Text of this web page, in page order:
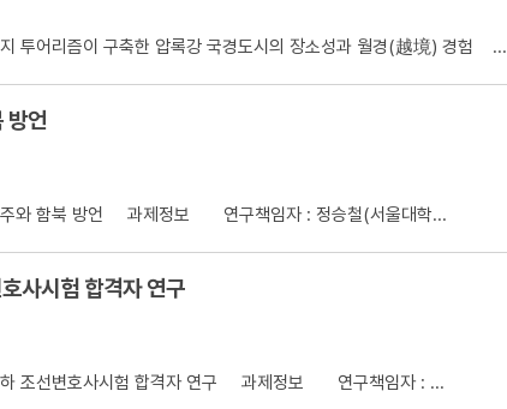
지 투어리즘이 구축한 압록강 국경도시의 장소성과 월경(越境) 경험 ...
방언
주와 함북 방언 과제정보 연구책임자 : 정승철(서울대학...
사시험 합격자 연구
하 조선변호사시험 합격자 연구 과제정보 연구책임자 : ...